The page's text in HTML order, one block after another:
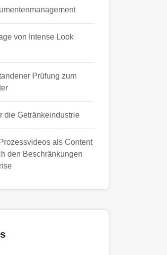
von Intense Look
Prüfung zum
die Getränkeindustrie
als Content
den Beschränkungen